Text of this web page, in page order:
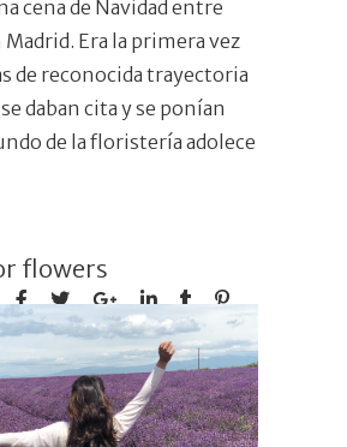
cena de Navidad entre
Era la primera vez
de reconocida trayectoria
daban cita y se ponían
de la floristería adolece
flowers